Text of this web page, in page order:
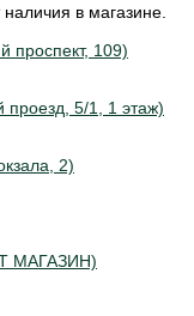
в магазине.
проспект, 109)
5/1, 1 этаж)
2)
МАГАЗИН)